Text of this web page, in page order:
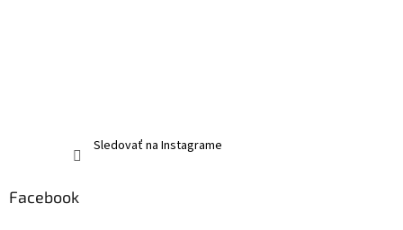
Sledovať na Instagrame
Facebook